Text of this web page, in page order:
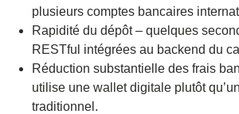
plusieurs comptes bancaires
Rapidité du dépôt – quelques
RESTful intégrées au backend du
Réduction substantielle des frais
utilise une wallet digitale plutôt
traditionnel.